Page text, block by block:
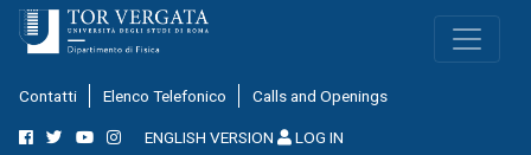
Contatti Elenco Telefonico Calls and Openings
ENGLISH VERSION LOG IN